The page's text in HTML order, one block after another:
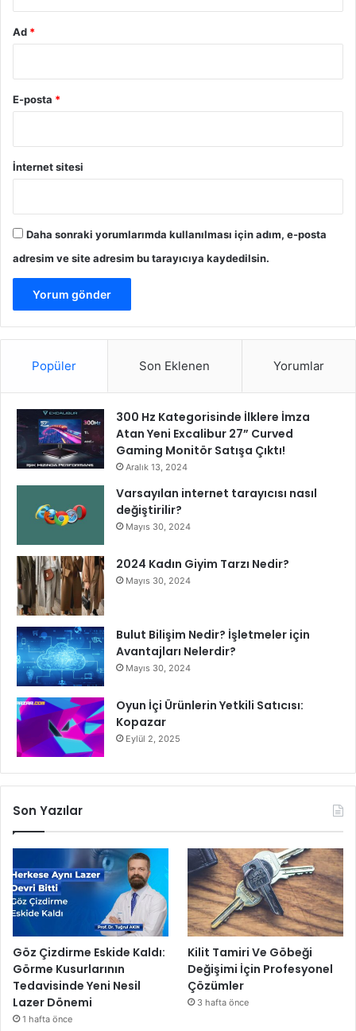
Ad *
E-posta *
İnternet sitesi
Daha sonraki yorumlarımda kullanılması için adım, e-posta
adresim ve site adresim bu tarayıcıya kaydedilsin.
Popüler Son Eklenen Yorumlar
300 Hz Kategorisinde İlklere İmza
Atan Yeni Excalibur 27” Curved
Gaming Monitör Satışa Çıktı!
Aralık 13, 2024
Varsayılan internet tarayıcısı nasıl
değiştirilir?
Mayıs 30, 2024
2024 Kadın Giyim Tarzı Nedir?
Mayıs 30, 2024
Bulut Bilişim Nedir? İşletmeler için
Avantajları Nelerdir?
Mayıs 30, 2024
Oyun İçi Ürünlerin Yetkili Satıcısı:
Kopazar
Eylül 2, 2025
Son Yazılar
Göz Çizdirme Eskide Kaldı:
Görme Kusurlarının
Tedavisinde Yeni Nesil
Lazer Dönemi
1 hafta önce
Kilit Tamiri Ve Göbeği
Değişimi İçin Profesyonel
Çözümler
3 hafta önce